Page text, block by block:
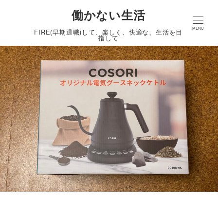
働かない生活
FIRE(早期退職)して、楽しく、快適な、生活を目
指して
MENU